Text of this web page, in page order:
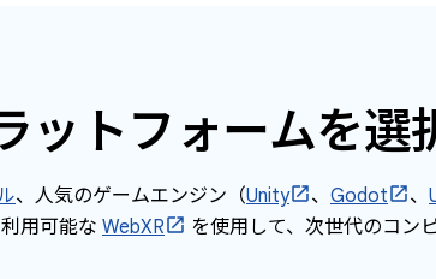
ットフォームを選
、人気のゲームエンジン（Unity 、 Godot 、
用可能な WebXR
を使用して、次世代のコン